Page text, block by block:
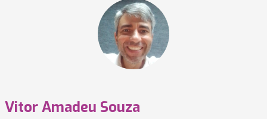
Vitor Amadeu Souza